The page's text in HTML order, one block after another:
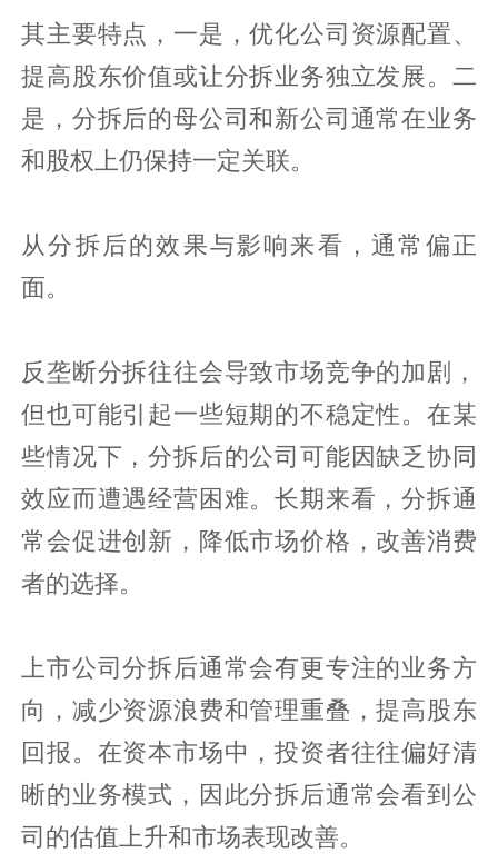
其主要特点，一是，优化公司资源配置、
提高股东价值或让分拆业务独立发展。二
是，分拆后的母公司和新公司通常在业务
和股权上仍保持一定关联。
从分拆后的效果与影响来看，通常偏正
面。
反垄断分拆往往会导致市场竞争的加剧，
但也可能引起一些短期的不稳定性。在某
些情况下，分拆后的公司可能因缺乏协同
效应而遭遇经营困难。长期来看，分拆通
常会促进创新，降低市场价格，改善消费
者的选择。
上市公司分拆后通常会有更专注的业务方
向，减少资源浪费和管理重叠，提高股东
回报。在资本市场中，投资者往往偏好清
晰的业务模式，因此分拆后通常会看到公
司的估值上升和市场表现改善。